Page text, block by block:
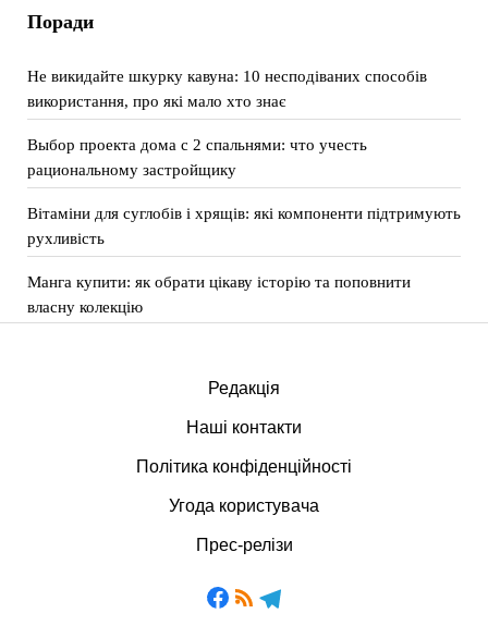
Поради
Не викидайте шкурку кавуна: 10 несподіваних способів
використання, про які мало хто знає
Выбор проекта дома с 2 спальнями: что учесть
рациональному застройщику
Вітаміни для суглобів і хрящів: які компоненти підтримують
рухливість
Манга купити: як обрати цікаву історію та поповнити
власну колекцію
Редакція
Наші контакти
Політика конфіденційності
Угода користувача
Прес-релізи